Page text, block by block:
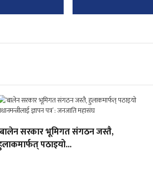
सरकार भूमिगत संगठन जस्तै,
पठाइयो...